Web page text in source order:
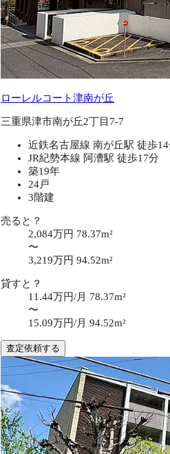
ローレルコート津南が丘
三重県津市南が丘2丁目7-7
近鉄名古屋線 南が丘駅 徒歩
JR紀勢本線 阿漕駅 徒歩17分
築19年
24戸
3階建
売ると？
2,084万円 78.37m²
〜
3,219万円 94.52m²
貸すと？
11.44万円/月 78.37m²
〜
15.09万円/月 94.52m²
査定依頼する